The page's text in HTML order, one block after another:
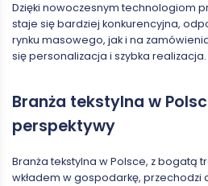
Dzięki nowoczesnym technologiom
staje się bardziej konkurencyjna,
rynku masowego, jak i na
się personalizacja i szybka realizacja.
Branża tekstylna w
perspektywy
Branża tekstylna w Polsce, z bogatą
wkładem w gospodarkę, przechodzi